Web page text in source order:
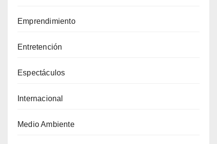
Emprendimiento
Entretención
Espectáculos
Internacional
Medio Ambiente